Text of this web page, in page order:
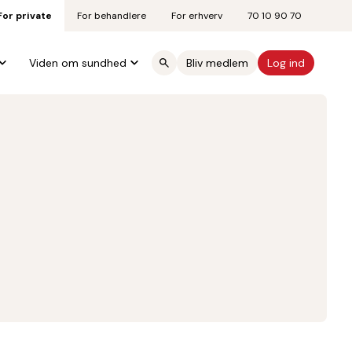
private For behandlere For erhverv 70 10 90 70
Viden om sundhed Bliv medlem Log ind